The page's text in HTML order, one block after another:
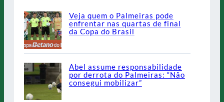
Veja quem o Palmeiras pode
enfrentar nas quartas de final
da Copa do Brasil
Abel assume responsabilidade
por derrota do Palmeiras: “Não
consegui mobilizar”